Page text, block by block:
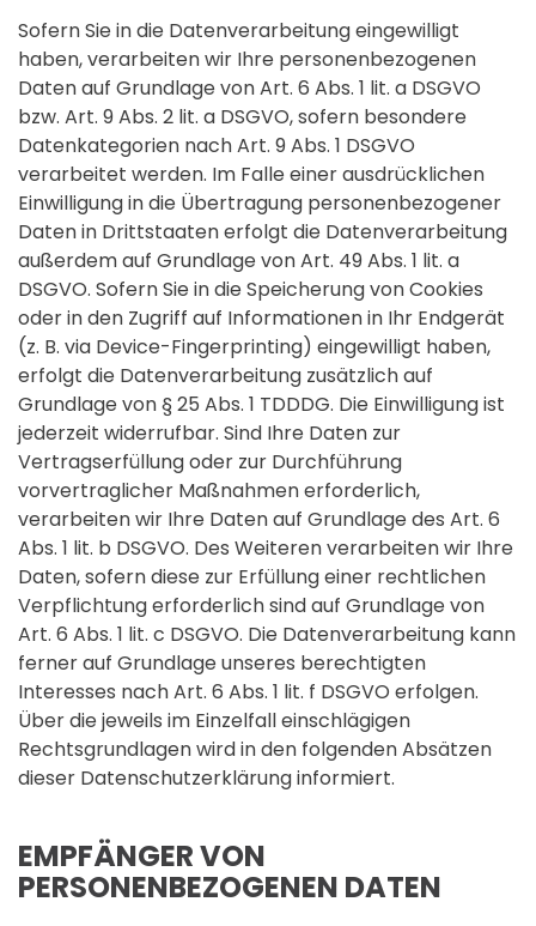
Sofern Sie in die Datenverarbeitung eingewilligt
haben, verarbeiten wir Ihre personenbezogenen
Daten auf Grundlage von Art. 6 Abs. 1 lit. a DSGVO
bzw. Art. 9 Abs. 2 lit. a DSGVO, sofern besondere
Datenkategorien nach Art. 9 Abs. 1 DSGVO
verarbeitet werden. Im Falle einer ausdrücklichen
Einwilligung in die Übertragung personenbezogener
Daten in Drittstaaten erfolgt die Datenverarbeitung
außerdem auf Grundlage von Art. 49 Abs. 1 lit. a
DSGVO. Sofern Sie in die Speicherung von Cookies
oder in den Zugriff auf Informationen in Ihr Endgerät
(z. B. via Device-Fingerprinting) eingewilligt haben,
erfolgt die Datenverarbeitung zusätzlich auf
Grundlage von § 25 Abs. 1 TDDDG. Die Einwilligung ist
jederzeit widerrufbar. Sind Ihre Daten zur
Vertragserfüllung oder zur Durchführung
vorvertraglicher Maßnahmen erforderlich,
verarbeiten wir Ihre Daten auf Grundlage des Art. 6
Abs. 1 lit. b DSGVO. Des Weiteren verarbeiten wir Ihre
Daten, sofern diese zur Erfüllung einer rechtlichen
Verpflichtung erforderlich sind auf Grundlage von
Art. 6 Abs. 1 lit. c DSGVO. Die Datenverarbeitung kann
ferner auf Grundlage unseres berechtigten
Interesses nach Art. 6 Abs. 1 lit. f DSGVO erfolgen.
Über die jeweils im Einzelfall einschlägigen
Rechtsgrundlagen wird in den folgenden Absätzen
dieser Datenschutzerklärung informiert.
EMPFÄNGER VON
PERSONENBEZOGENEN DATEN